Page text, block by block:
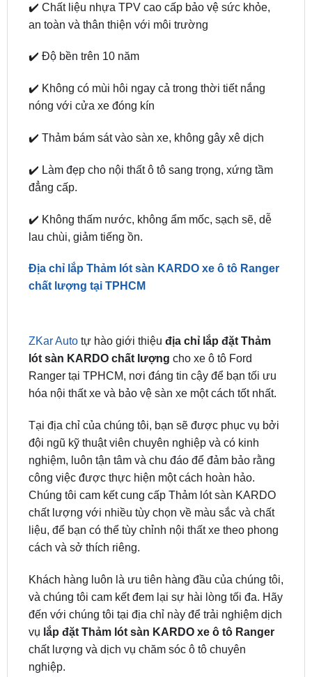
Bậc Cửa Xe Ranger
Thảm KARDO là loại thảm mới nhất hiện nay thuộc
✔️ Chất liệu nhựa TPV cao cấp bảo vệ sức khỏe,
an toàn và thân thiện với môi trường
✔️ Độ bền trên 10 năm
✔️ Không có mùi hôi ngay cả trong thời tiết nắng
✔️ Thảm bám sát vào sàn xe, không gây xê dịch
✔️ Làm đẹp cho nội thất ô tô sang trọng, xứng tầm
đẳng cấp.
✔️ Không thấm nước, không ẩm mốc, sạch sẽ, dễ
lau chùi, giảm tiếng ồn.
chất lượng tại TPHCM
ZKar Autotự hào giới thiệuđịa chỉ lắp đặt Thảm
Ranger tại TPHCM, nơi đáng tin cậy để bạn tối ưu
hóa nội thất xe và bảo vệ sàn xe một cách tốt nhất.
Tại địa chỉ của chúng tôi, bạn sẽ được phục vụ bởi
đội ngũ kỹ thuật viên chuyên nghiệp và có kinh
nghiệm, luôn tận tâm và chu đáo để đảm bảo rằng
công việc được thực hiện một cách hoàn hảo.
Chúng tôi cam kết cung cấp Thảm lót sàn KARDO
liệu, để bạn có thể tùy chỉnh nội thất xe theo phong
cách và sở thích riêng.
Khách hàng luôn là ưu tiên hàng đầu của chúng tôi,
và chúng tôi cam kết đem lại sự hài lòng tối đa. Hãy
đến với chúng tôi tại địa chỉ này để trải nghiệm dịch